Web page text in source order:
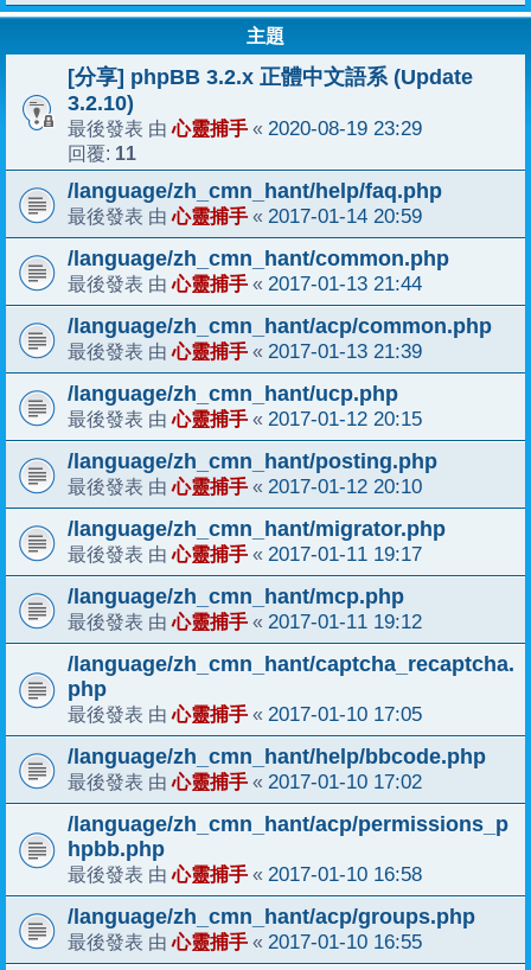
主題
[分享] phpBB 3.2.x 正體中文語系 (Update
3.2.10)
最後發表 由心靈捕手 « 2020-08-19 23:29
回覆: 11
/language/zh_cmn_hant/help/faq.php
最後發表 由心靈捕手 « 2017-01-14 20:59
/language/zh_cmn_hant/common.php
最後發表 由心靈捕手 « 2017-01-13 21:44
/language/zh_cmn_hant/acp/common.php
最後發表 由心靈捕手 « 2017-01-13 21:39
/language/zh_cmn_hant/ucp.php
最後發表 由心靈捕手 « 2017-01-12 20:15
/language/zh_cmn_hant/posting.php
最後發表 由心靈捕手 « 2017-01-12 20:10
/language/zh_cmn_hant/migrator.php
最後發表 由心靈捕手 « 2017-01-11 19:17
/language/zh_cmn_hant/mcp.php
最後發表 由心靈捕手 « 2017-01-11 19:12
/language/zh_cmn_hant/captcha_recaptcha.
php
最後發表 由心靈捕手 « 2017-01-10 17:05
/language/zh_cmn_hant/help/bbcode.php
最後發表 由心靈捕手 « 2017-01-10 17:02
/language/zh_cmn_hant/acp/permissions_p
hpbb.php
最後發表 由心靈捕手 « 2017-01-10 16:58
/language/zh_cmn_hant/acp/groups.php
最後發表 由心靈捕手 « 2017-01-10 16:55